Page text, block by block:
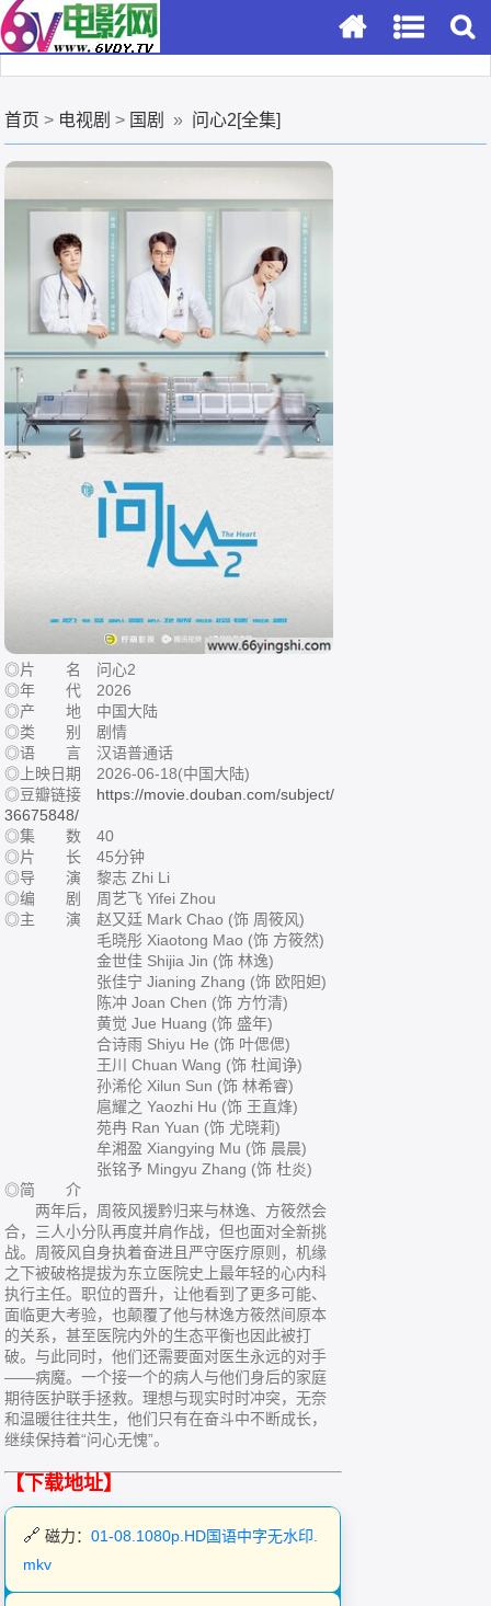
首页 > 电视剧 > 国剧 » 问心2[全集]
◎片 名 问心2
◎年 代 2026
◎产 地 中国大陆
◎类 别 剧情
◎语 言 汉语普通话
◎上映日期 2026-06-18(中国大陆)
◎豆瓣链接 https://movie.douban.com/subject/
36675848/
◎集 数 40
◎片 长 45分钟
◎导 演 黎志 Zhi Li
◎编 剧 周艺飞 Yifei Zhou
◎主 演 赵又廷 Mark Chao (饰 周筱风)
毛晓彤 Xiaotong Mao (饰 方筱然)
金世佳 Shijia Jin (饰 林逸)
张佳宁 Jianing Zhang (饰 欧阳妲)
陈冲 Joan Chen (饰 方竹清)
黄觉 Jue Huang (饰 盛年)
合诗雨 Shiyu He (饰 叶偲偲)
王川 Chuan Wang (饰 杜闻诤)
孙浠伦 Xilun Sun (饰 林希睿)
扈耀之 Yaozhi Hu (饰 王直烽)
苑冉 Ran Yuan (饰 尤晓莉)
牟湘盈 Xiangying Mu (饰 晨晨)
张铭予 Mingyu Zhang (饰 杜炎)
◎简 介
两年后，周筱风援黔归来与林逸、方筱然会
合，三人小分队再度并肩作战，但也面对全新挑
战。周筱风自身执着奋进且严守医疗原则，机缘
之下被破格提拔为东立医院史上最年轻的心内科
执行主任。职位的晋升，让他看到了更多可能、
面临更大考验，也颠覆了他与林逸方筱然间原本
的关系，甚至医院内外的生态平衡也因此被打
破。与此同时，他们还需要面对医生永远的对手
——病魔。一个接一个的病人与他们身后的家庭
期待医护联手拯救。理想与现实时时冲突，无奈
和温暖往往共生，他们只有在奋斗中不断成长，
继续保持着“问心无愧”。
【下载地址】
磁力：01-08.1080p.HD国语中字无水印.
mkv